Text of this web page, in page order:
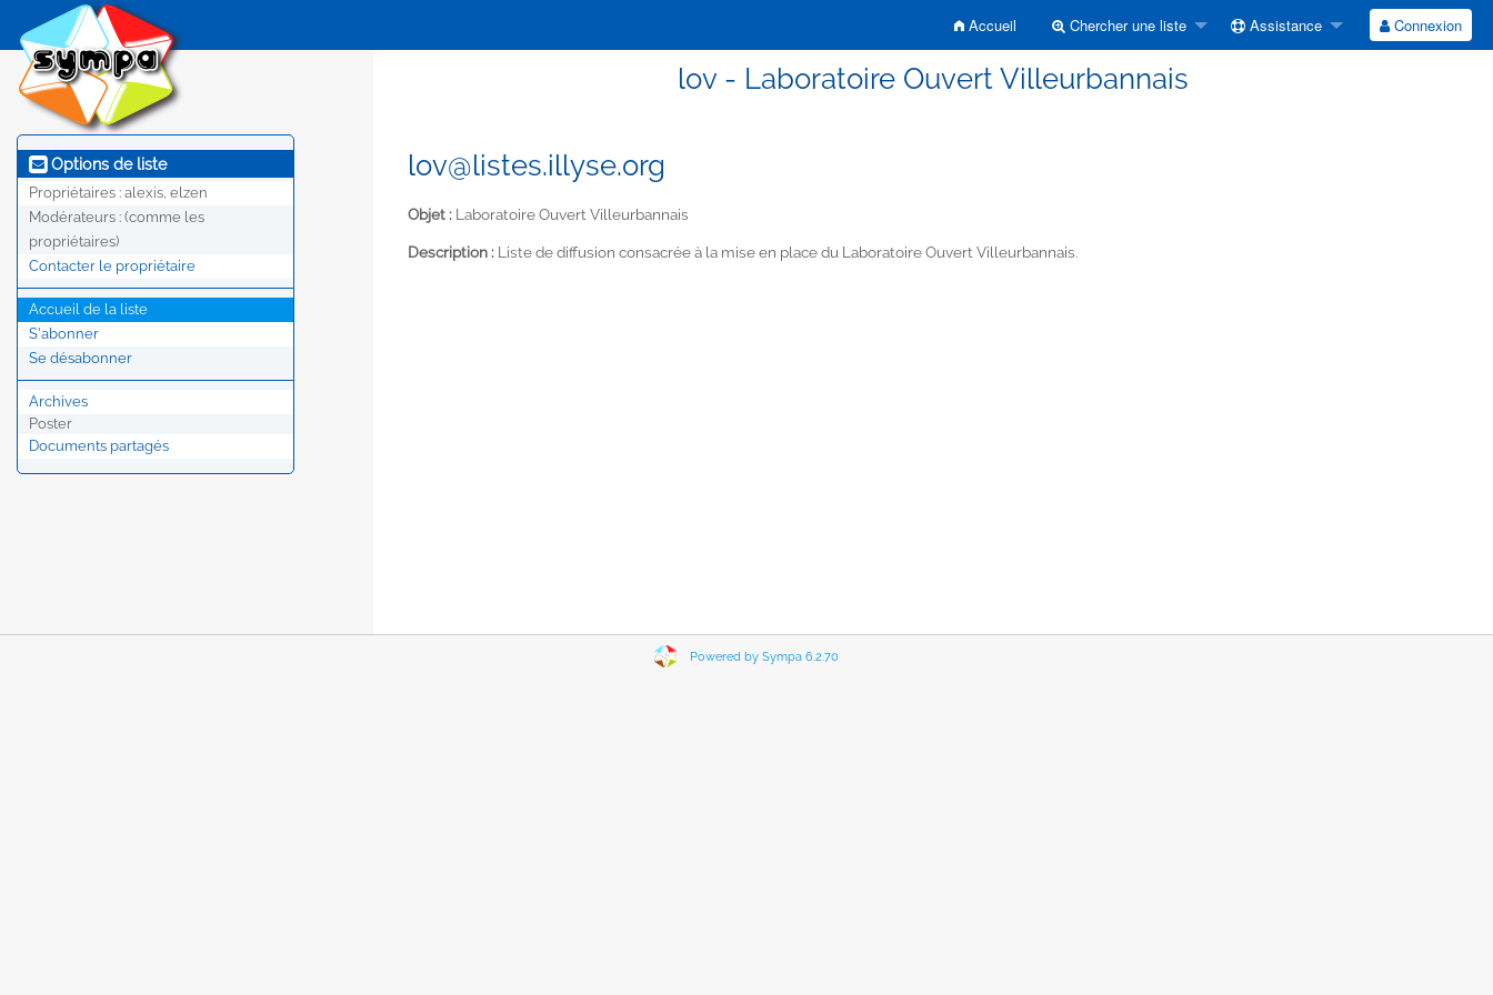
Accueil Chercher une liste Assistance Connexion
lov - Laboratoire Ouvert Villeurbannais
Options de liste
Propriétaires : alexis, elzen
Modérateurs : (comme les
propriétaires)
Contacter le propriétaire
Accueil de la liste
S'abonner
Se désabonner
Archives
Poster
Documents partagés
lov@listes.illyse.org
Objet : Laboratoire Ouvert Villeurbannais
Description : Liste de diffusion consacrée à la mise en place du Laboratoire Ouvert Villeurbannais.
Powered by Sympa 6.2.70